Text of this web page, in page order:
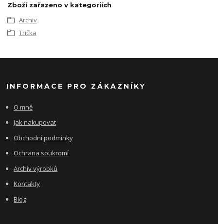
Zboží zařazeno v kategoriích
Archiv
Trička
INFORMACE PRO ZÁKAZNÍKY
O mně
Jak nakupovat
Obchodní podmínky
Ochrana soukromí
Archiv výrobků
Kontakty
Blog